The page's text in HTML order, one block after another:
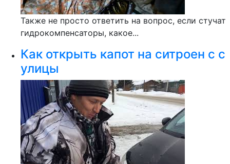
Также не просто ответить на вопрос, если стучат
гидрокомпенсаторы, какое...
Как открыть капот на ситроен с с
улицы